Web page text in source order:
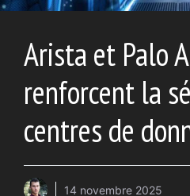
Arista et Palo
renforcent la
centres de
14 novembre 2025